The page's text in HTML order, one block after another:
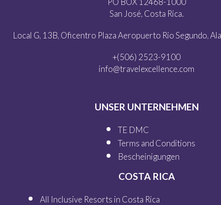
San José, Costa Rica.
Local G, 13B, Oficentro Plaza Aeropuerto Rio Segundo,
+(506) 2523-9100
info@travelexcellence.com
UNSER UNTERNEHMEN
TE DMC
Terms and Conditions
Bescheinigungen
COSTA RICA
All Inclusive Resorts in Costa Rica